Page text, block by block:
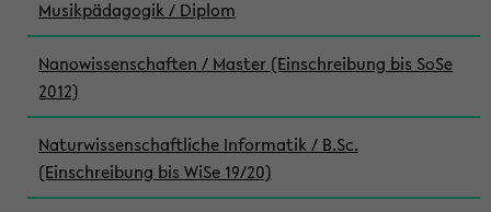
Musikpädagogik / Diplom
Nanowissenschaften / Master (Einschreibung bis SoSe
2012)
Naturwissenschaftliche Informatik / B.Sc.
(Einschreibung bis WiSe 19/20)